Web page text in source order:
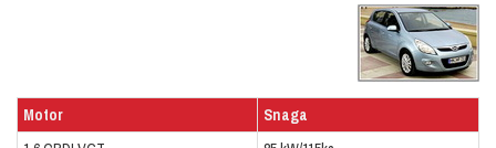
Motor
Snaga